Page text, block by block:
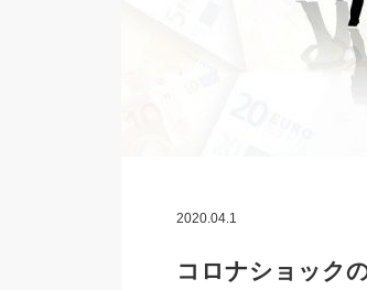
2020.04.1
コロナショック